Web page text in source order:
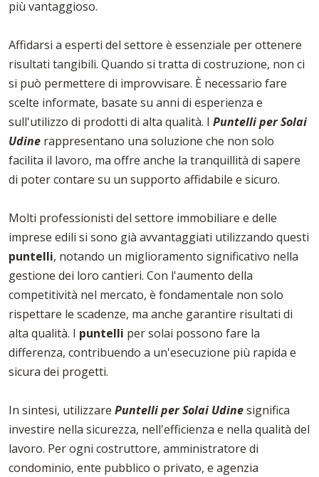
più vantaggioso.
Affidarsi a esperti del settore è essenziale per ottenere
risultati tangibili. Quando si tratta di costruzione, non ci
si può permettere di improvvisare. È necessario fare
scelte informate, basate su anni di esperienza e
sull'utilizzo di prodotti di alta qualità. I Puntelli per Solai
Udine rappresentano una soluzione che non solo
facilita il lavoro, ma offre anche la tranquillità di sapere
di poter contare su un supporto affidabile e sicuro.
Molti professionisti del settore immobiliare e delle
imprese edili si sono già avvantaggiati utilizzando questi
puntelli, notando un miglioramento significativo nella
gestione dei loro cantieri. Con l'aumento della
competitività nel mercato, è fondamentale non solo
rispettare le scadenze, ma anche garantire risultati di
alta qualità. I puntelli per solai possono fare la
differenza, contribuendo a un'esecuzione più rapida e
sicura dei progetti.
In sintesi, utilizzare Puntelli per Solai Udinesignifica
investire nella sicurezza, nell'efficienza e nella qualità del
lavoro. Per ogni costruttore, amministratore di
condominio, ente pubblico o privato, e agenzia